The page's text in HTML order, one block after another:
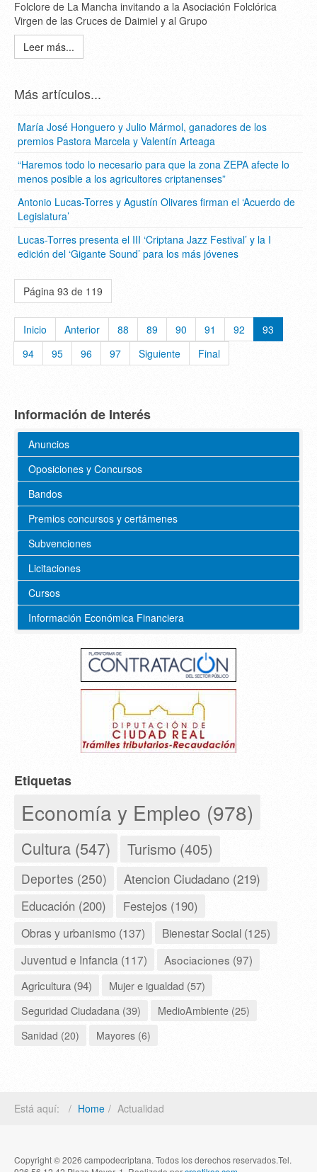
Folclore de La Mancha invitando a la Asociación Folclórica
Virgen de las Cruces de Daimiel y al Grupo
Leer más...
Más artículos...
María José Honguero y Julio Mármol, ganadores de los
premios Pastora Marcela y Valentín Arteaga
“Haremos todo lo necesario para que la zona ZEPA afecte lo
menos posible a los agricultores criptanenses”
Antonio Lucas-Torres y Agustín Olivares firman el ‘Acuerdo de
Legislatura’
Lucas-Torres presenta el III ‘Criptana Jazz Festival’ y la I
edición del ‘Gigante Sound’ para los más jóvenes
Página 93 de 119
Inicio Anterior 88 89 90 91 92
93
94
95 96 97 Siguiente Final
Información de Interés
Anuncios
Oposiciones y Concursos
Bandos
Premios concursos y certámenes
Subvenciones
Licitaciones
Cursos
Información Económica Financiera
Etiquetas
Economía y Empleo (978)
Cultura (547) Turismo (405)
Deportes (250) Atencion Ciudadano (219)
Educación (200) Festejos (190)
Obras y urbanismo (137)
Bienestar Social (125)
Juventud e Infancia (117)
Asociaciones (97)
Agricultura (94)
Mujer e igualdad (57)
Seguridad Ciudadana (39)
MedioAmbiente (25)
Sanidad (20)
Mayores (6)
Está aquí: Home Actualidad
Copyright © 2026 campodecriptana. Todos los derechos reservados.Tel.